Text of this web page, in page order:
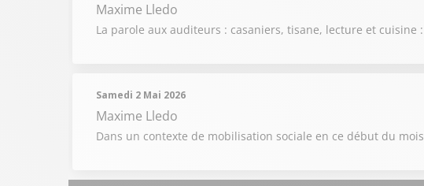
Maxime Lledo
La parole aux auditeurs : casaniers, tisane, lecture et cuisine
Samedi 2 Mai 2026
Maxime Lledo
Dans un contexte de mobilisation sociale en ce début du